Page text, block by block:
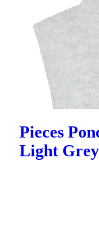
Pieces
Light